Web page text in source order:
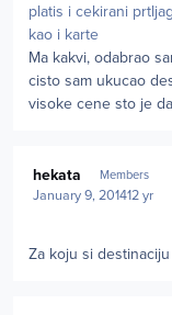
platis i cekirani
kao i karte
Ma kakvi, odabrao
cisto sam ukucao
visoke cene sto je
hekata Members
January 9, 201412 yr
Za koju si